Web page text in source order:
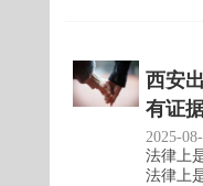
西安
有证
2025-
法律上
法律上